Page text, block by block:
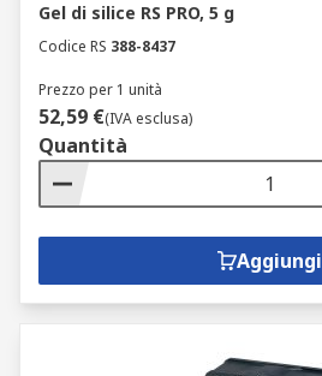
Gel di silice RS PRO, 5 g
Codice RS 388-8437
Prezzo per 1 unità
52,59 €(IVA esclusa)
Quantità
Aggiungi